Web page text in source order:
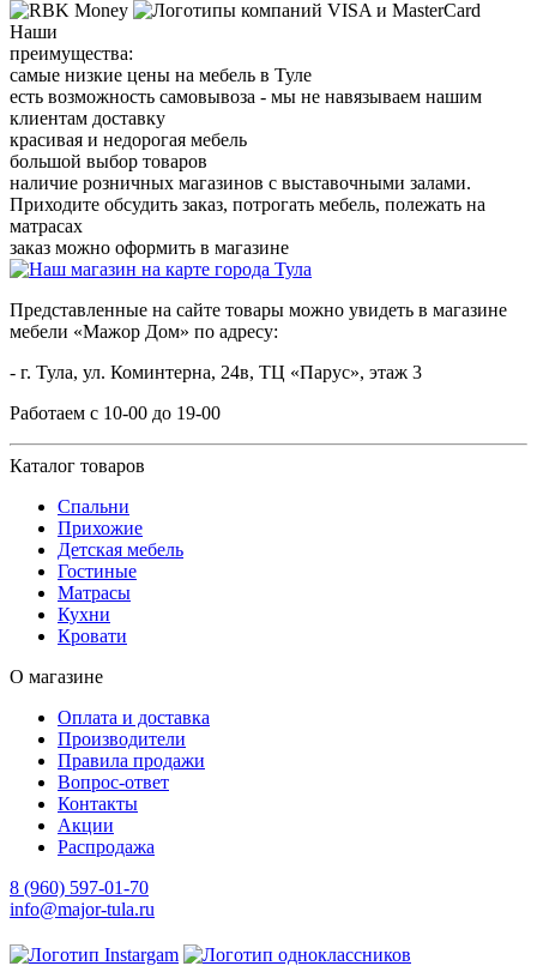
Наши
преимущества:
самые низкие цены на мебель в Туле
есть возможность самовывоза - мы не навязываем нашим
клиентам доставку
красивая и недорогая мебель
большой выбор товаров
наличие розничных магазинов с выставочными залами.
Приходите обсудить заказ, потрогать мебель, полежать на
матрасах
заказ можно оформить в магазине
Представленные на сайте товары можно увидеть в магазине
мебели «Мажор Дом» по адресу:
- г. Тула, ул. Коминтерна, 24в, ТЦ «Парус», этаж 3
Работаем с 10-00 до 19-00
Каталог товаров
Спальни
Прихожие
Детская мебель
Гостиные
Матрасы
Кухни
Кровати
О магазине
Оплата и доставка
Производители
Правила продажи
Вопрос-ответ
Контакты
Акции
Распродажа
8 (960) 597-01-70
info@major-tula.ru